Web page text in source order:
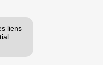
liens